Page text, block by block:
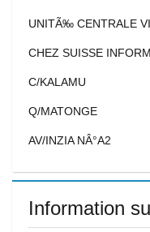
UNITÃ‰ CENTRALE
CHEZ SUISSE
C/KALAMU
Q/MATONGE
AV/INZIA NÂ°A2
Information